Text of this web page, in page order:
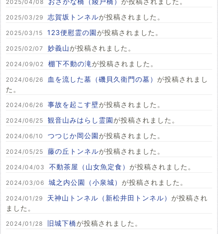
2025/04/08
2025/03/29 志賀坂トンネルが投稿されました。
2025/03/15 123便慰霊の園が投稿されました。
2025/02/07 妙義山が投稿されました。
2024/09/02 棚下不動の滝が投稿されました。
2024/06/26 血を流した墓（磯貝久衛門の墓） が投稿されまし
た。
2024/06/26 事故を起こす壁が投稿されました。
2024/06/25 観音山みはらし霊園が投稿されました。
2024/06/10 つつじか岡公園が投稿されました。
2024/05/25 藤の丘トンネルが投稿されました。
2024/04/03 不動茶屋（山女魚定食） が投稿されました。
2024/03/06 城之内公園（小泉城） が投稿されました。
2024/01/29 天神山トンネル（新松井田トンネル） が投稿され
ました。
2024/01/28 旧城下橋が投稿されました。